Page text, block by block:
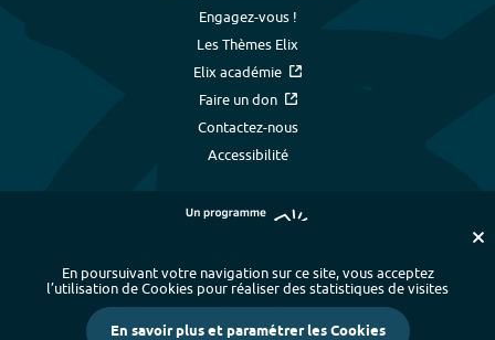
Engagez-vous !
Les Thèmes Elix
Elix académie
Faire un don
Contactez-nous
Accessibilité
Plan du site - Index alphabétique
-
Mentions légales et données personnelles
- Paramétrer les cookies
En poursuivant votre navigation sur ce site, vous acceptez
l’utilisation de Cookies pour réaliser des statistiques de visites
En savoir plus et paramétrer les Cookies